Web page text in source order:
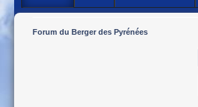
Forum du Berger des Pyrénées